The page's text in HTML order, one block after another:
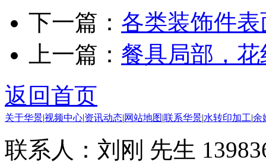
下一篇： 各类装饰件
上一篇： 餐具局部，
返回首页
关于华景|视频中心|资讯动态|网站地图|联系华景|水转印加工|余
联系人：刘刚 先生